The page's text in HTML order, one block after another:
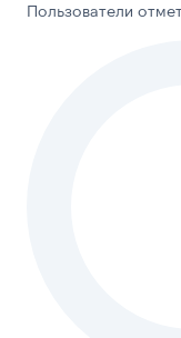
Пользователи